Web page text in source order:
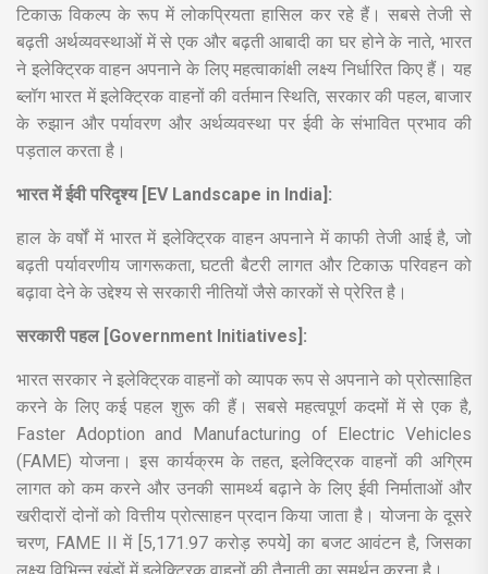
टिकाऊ विकल्प के रूप में लोकप्रियता हासिल कर रहे हैं। सबसे तेजी से
बढ़ती अर्थव्यवस्थाओं में से एक और बढ़ती आबादी का घर होने के नाते, भारत
ने इलेक्ट्रिक वाहन अपनाने के लिए महत्वाकांक्षी लक्ष्य निर्धारित किए हैं। यह
ब्लॉग भारत में इलेक्ट्रिक वाहनों की वर्तमान स्थिति, सरकार की पहल, बाजार
के रुझान और पर्यावरण और अर्थव्यवस्था पर ईवी के संभावित प्रभाव की
पड़ताल करता है।
भारत में ईवी परिदृश्य [EV Landscape in India]:
हाल के वर्षों में भारत में इलेक्ट्रिक वाहन अपनाने में काफी तेजी आई है, जो
बढ़ती पर्यावरणीय जागरूकता, घटती बैटरी लागत और टिकाऊ परिवहन को
बढ़ावा देने के उद्देश्य से सरकारी नीतियों जैसे कारकों से प्रेरित है।
सरकारी पहल [Government Initiatives]:
भारत सरकार ने इलेक्ट्रिक वाहनों को व्यापक रूप से अपनाने को प्रोत्साहित
करने के लिए कई पहल शुरू की हैं। सबसे महत्वपूर्ण कदमों में से एक है,
Faster Adoption and Manufacturing of Electric Vehicles
(FAME) योजना। इस कार्यक्रम के तहत, इलेक्ट्रिक वाहनों की अग्रिम
लागत को कम करने और उनकी सामर्थ्य बढ़ाने के लिए ईवी निर्माताओं और
खरीदारों दोनों को वित्तीय प्रोत्साहन प्रदान किया जाता है। योजना के दूसरे
चरण, FAME II में [5,171.97 करोड़ रुपये] का बजट आवंटन है, जिसका